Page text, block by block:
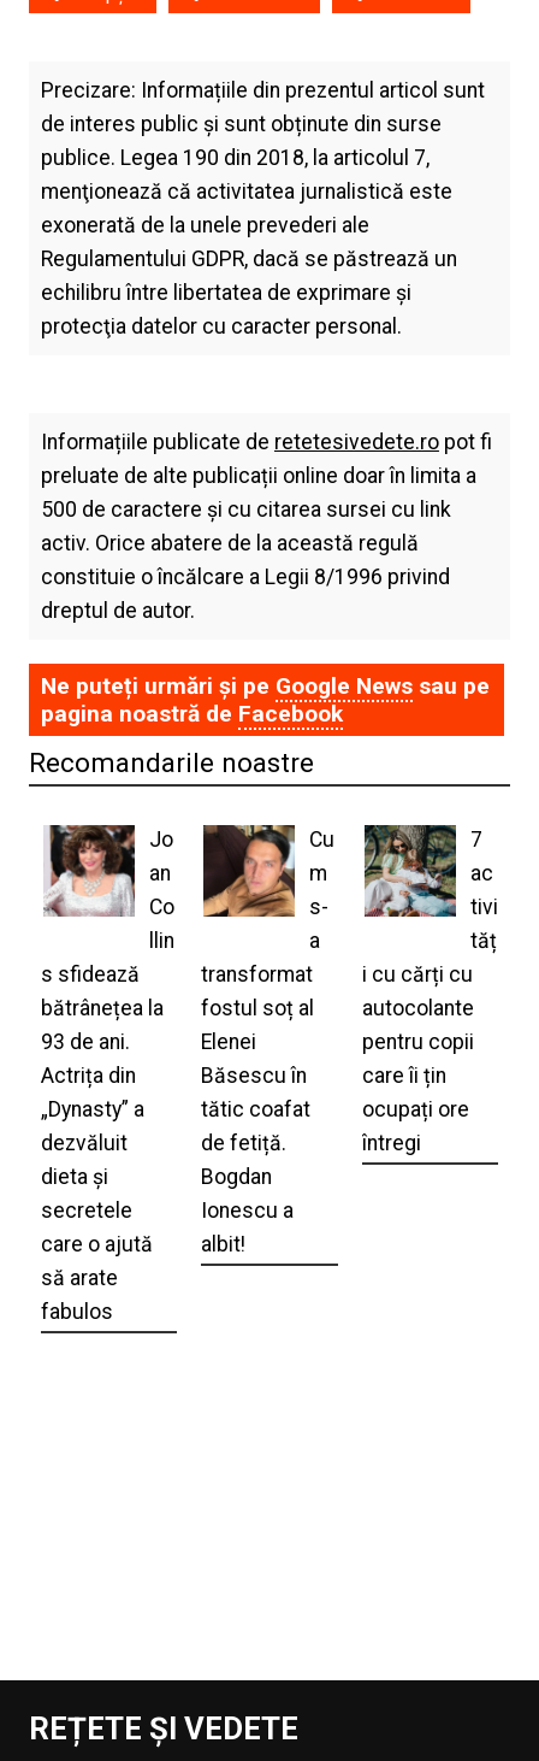
Precizare: Informațiile din prezentul articol sunt
de interes public și sunt obținute din surse
publice. Legea 190 din 2018, la articolul 7,
menţionează că activitatea jurnalistică este
exonerată de la unele prevederi ale
Regulamentului GDPR, dacă se păstrează un
echilibru între libertatea de exprimare şi
protecţia datelor cu caracter personal.
Informațiile publicate de retetesivedete.ropot fi
preluate de alte publicații online doar în limita a
500 de caractere și cu citarea sursei cu link
activ. Orice abatere de la această regulă
constituie o încălcare a Legii 8/1996 privind
dreptul de autor.
Ne puteți urmări și pe Google Newssau pe
pagina noastră de Facebook
Recomandarile noastre
Jo
an
Co
llin
s sfidează
bătrânețea la
93 de ani.
Actrița din
„Dynasty” a
dezvăluit
dieta și
secretele
care o ajută
să arate
fabulos
Cu
m
s-
a
transformat
fostul soț al
Elenei
Băsescu în
tătic coafat
de fetiță.
Bogdan
Ionescu a
albit!
7
ac
tivi
tăț
i cu cărți cu
autocolante
pentru copii
care îi țin
ocupați ore
întregi
REȚETE ȘI VEDETE